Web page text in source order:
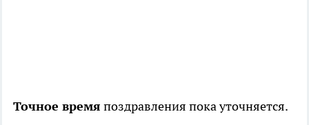
Точное время поздравления пока уточняется.